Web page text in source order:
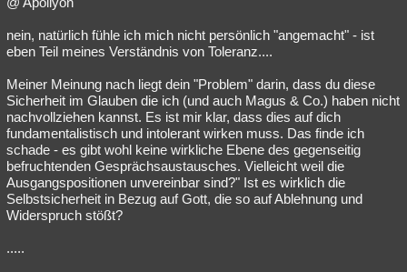
nein, natürlich fühle ich mich nicht persönlich "angemacht" - ist
eben Teil meines Verständnis von Toleranz....
Meiner Meinung nach liegt dein "Problem" darin, dass du diese
Sicherheit im Glauben die ich (und auch Magus & Co.) haben nicht
nachvollziehen kannst. Es ist mir klar, dass dies auf dich
fundamentalistisch und intolerant wirken muss. Das finde ich
schade - es gibt wohl keine wirkliche Ebene des gegenseitig
befruchtenden Gesprächsaustausches. Vielleicht weil die
Ausgangspositionen unvereinbar sind?" Ist es wirklich die
Selbstsicherheit in Bezug auf Gott, die so auf Ablehnung und
Widerspruch stößt?
.....